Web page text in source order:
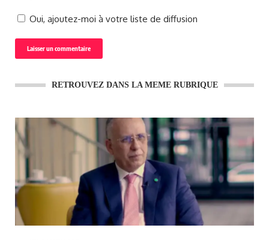
Oui, ajoutez-moi à votre liste de diffusion
RETROUVEZ DANS LA MEME RUBRIQUE